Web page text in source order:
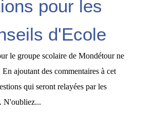
pour les
d'Ecole
le groupe scolaire de Mondétour ne
ajoutant des commentaires à cet
qui seront relayées par les
N'oubliez...